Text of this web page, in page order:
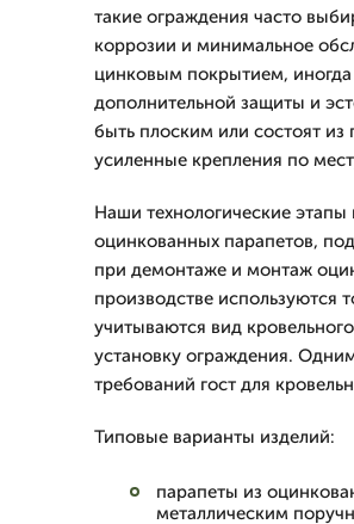
такие ограждения часто
коррозии и минимальное
цинковым покрытием,
дополнительной защиты и
быть плоским или состоят
усиленные крепления по
Наши технологические
оцинкованных парапетов,
при демонтаже и монтаж
производстве используются
учитываются вид
установку ограждения.
требований гост для
Типовые варианты изделий:
парапеты из
металлическим